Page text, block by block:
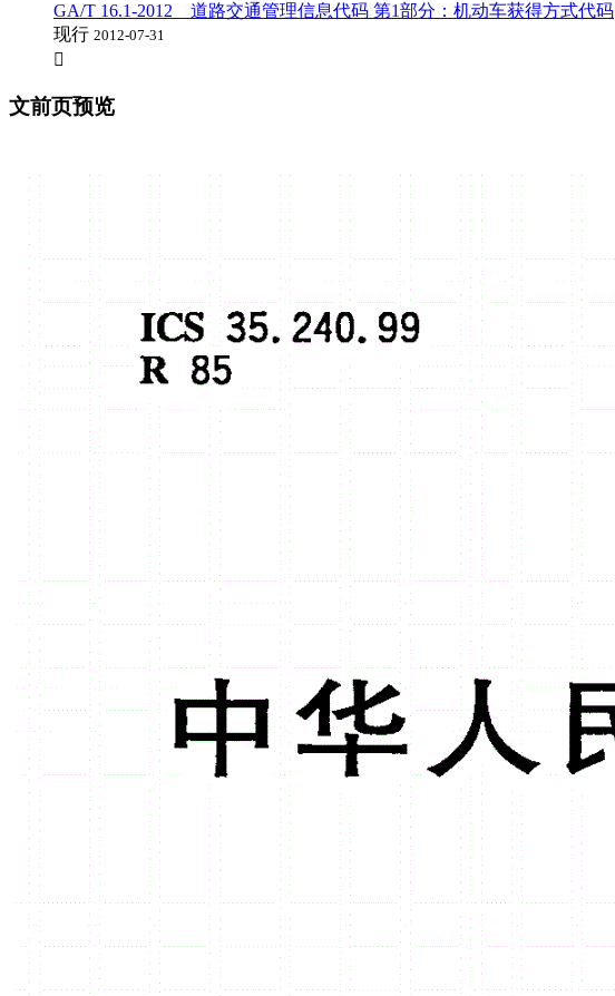
GA/T 16.1-2012 道路交通管理信息代码 第1部分：机动车获得方式代码
现行 2012-07-31

文前页预览